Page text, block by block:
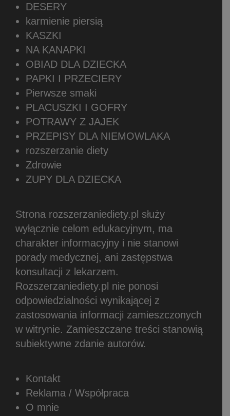
DESERY
karmienie piersią
KASZKI
NA KANAPKI
OBIAD DLA DZIECKA
PAPKI I PRZECIERY
Pierwsze smaki
PLACUSZKI I GOFRY
POTRAWY Z JAJEK
PRZEPISY DLA NIEMOWLAKA
rozszerzanie diety
Zdrowie
ZUPY DLA DZIECKA
Strona rozszerzaniediety.pl służy
wyłącznie celom edukacyjnym, ma
charakter informacyjny i nie stanowi
porady medycznej, ani zastępstwa
konsultacji z lekarzem.
Rozszerzaniediety.pl nie ponosi
odpowiedzialności wynikającej z
zastosowania informacji zamieszczonych
w witrynie. Zamieszczane treści stanowią
subiektywne zdanie autorów.
Kontakt
Reklama / Współpraca
O mnie